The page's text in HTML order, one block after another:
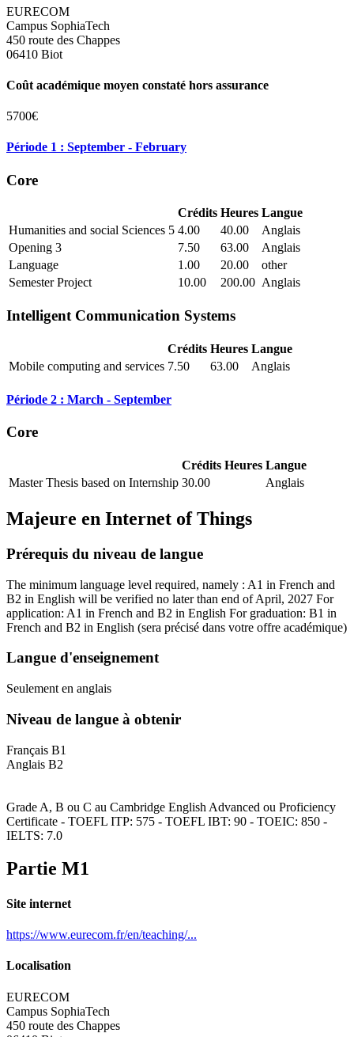
EURECOM
Campus SophiaTech
450 route des Chappes
06410 Biot
Coût académique moyen constaté hors assurance
5700€
Période 1 : September - February
Core
Crédits Heures Langue
Humanities and social Sciences 5 4.00 40.00
Anglais
Opening 3
7.50 63.00
Anglais
Language
1.00 20.00
other
Semester Project
10.00 200.00 Anglais
Intelligent Communication Systems
Crédits Heures Langue
Mobile computing and services 7.50 63.00 Anglais
Période 2 : March - September
Core
Crédits Heures Langue
Master Thesis based on Internship 30.00 Anglais
Majeure en Internet of Things
Prérequis du niveau de langue
The minimum language level required, namely : A1 in French and
B2 in English will be verified no later than end of April, 2027 For
application: A1 in French and B2 in English For graduation: B1 in
French and B2 in English (sera précisé dans votre offre académique)
Langue d'enseignement
Seulement en anglais
Niveau de langue à obtenir
Français B1
Anglais B2
Grade A, B ou C au Cambridge English Advanced ou Proficiency
Certificate - TOEFL ITP: 575 - TOEFL IBT: 90 - TOEIC: 850 -
IELTS: 7.0
Partie M1
Site internet
https://www.eurecom.fr/en/teaching/...
Localisation
EURECOM
Campus SophiaTech
450 route des Chappes